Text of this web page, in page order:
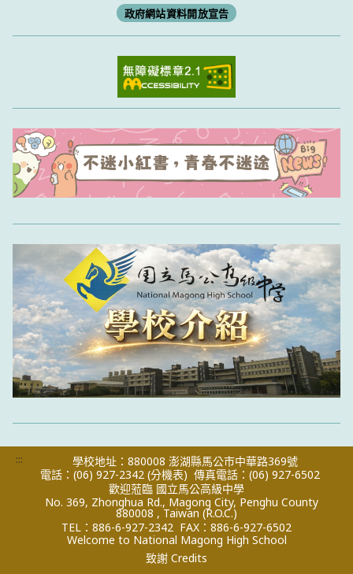
政府網站資料開放宣告
:::
學校地址：880008 澎湖縣馬公市中華路369號
電話：(06) 927-2342 (分機表) 傳真電話：(06) 927-6502
歡迎蒞臨 國立馬公高級中學
No. 369, Zhonghua Rd., Magong City, Penghu County
880008 , Taiwan (R.O.C.)
TEL：886-6-927-2342 FAX：886-6-927-6502
Welcome to National Magong High School
致謝 Credits